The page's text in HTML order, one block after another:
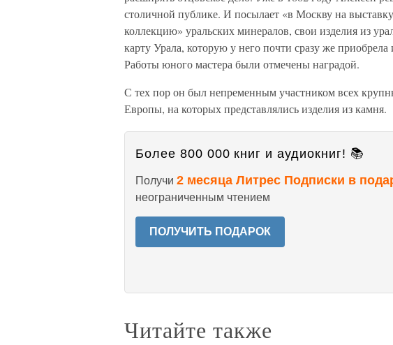
столичной публике. И посылает «в Москву на
коллекцию» уральских минералов, свои изделия из
карту Урала, которую у него почти сразу же приобрела
Работы юного мастера были отмечены наградой.
С тех пор он был непременным участником всех
Европы, на которых представлялись изделия из камня.
Более 800 000 книг и аудиокниг! 📚
Получи 2 месяца Литрес Подписки в
неограниченным чтением
ПОЛУЧИТЬ ПОДАРОК
Читайте также